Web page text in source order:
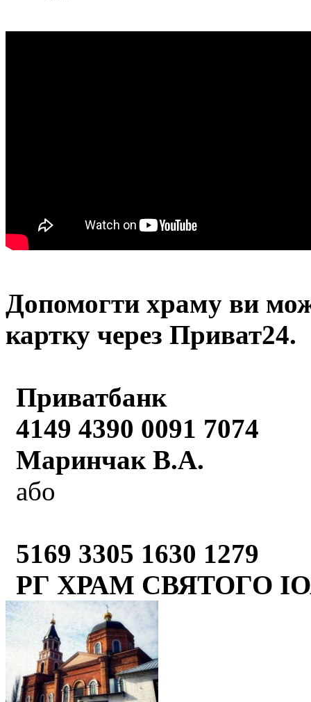
Допомогти храму ви
картку через Приват24.
Приватбанк
4149 4390 0091 7074
Маринчак В.А.
або
5169 3305 1630 1279
РГ ХРАМ СВЯТОГО